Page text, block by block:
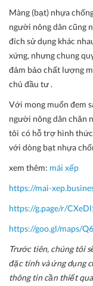
Màng (bạt) nhựa
người nông dân cũng
đích sử dụng khác
xứng, nhưng chung
đảm bảo chất lượng
chủ đầu tư .
Với mong muốn đem
người nông dân chăn
tôi có hỗ trợ hình thức
với dòng bạt nhựa
xem thêm: mái xếp
https://mai-
https://g.page/r/
https://goo.gl/maps/
Trước tiên, chúng tôi
đặc tính và ứng dụng
thông tin cần thiết